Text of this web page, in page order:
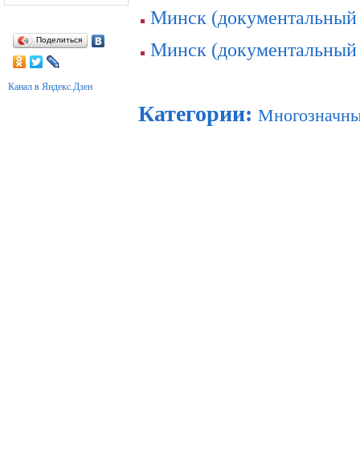
Поделиться
Канал в Яндекс.Дзен
Минск
Минск
Категории: